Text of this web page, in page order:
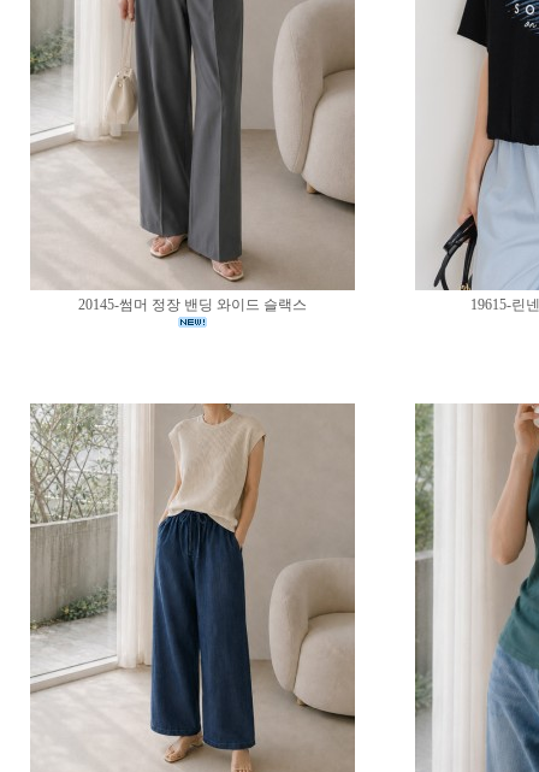
20145-썸머 정장 밴딩 와이드 슬랙스 19615-린